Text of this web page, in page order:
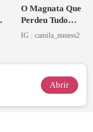
O Magnata Que
Perdeu Tudo
Inclusive Ela
IG : camila_nuness2
Abrir